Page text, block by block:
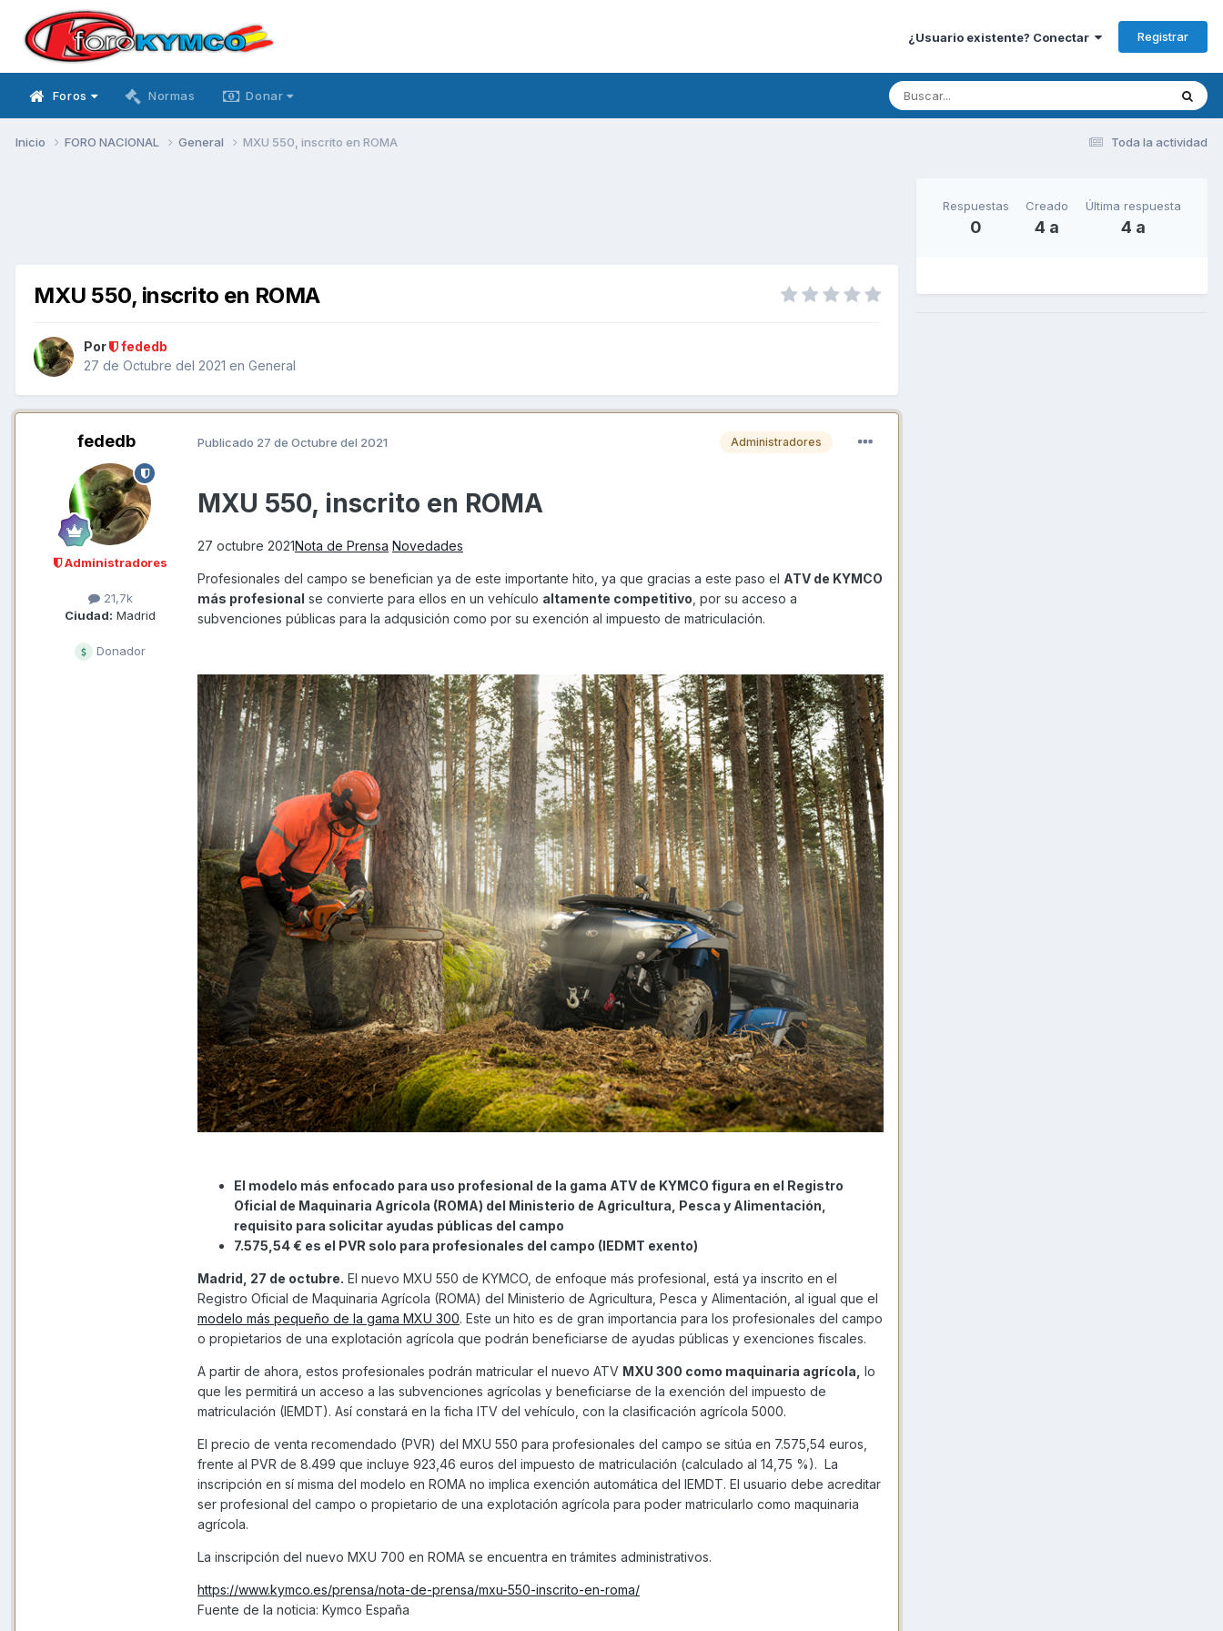
¿Usuario existente? Conectar Registrar
Foros Normas Donar
Toda la actividad
Inicio FORO NACIONAL General MXU 550, inscrito en ROMA
MXU 550, inscrito en ROMA
Por
fededb
27 de Octubre del 2021 en General
fededb
Administradores
21,7k
Ciudad: Madrid
Donador
Administradores
Publicado 27 de Octubre del 2021
MXU 550, inscrito en ROMA
27 octubre 2021Nota de Prensa Novedades
Profesionales del campo se benefician ya de este importante hito, ya que gracias a este paso el ATV de KYMCO
más profesional se convierte para ellos en un vehículo altamente competitivo , por su acceso a
subvenciones públicas para la adqusición como por su exención al impuesto de matriculación.
El modelo más enfocado para uso profesional de la gama ATV de KYMCO figura en el Registro
Oficial de Maquinaria Agrícola (ROMA) del Ministerio de Agricultura, Pesca y Alimentación,
requisito para solicitar ayudas públicas del campo
7.575,54 € es el PVR solo para profesionales del campo (IEDMT exento)
Madrid, 27 de octubre. El nuevo MXU 550 de KYMCO, de enfoque más profesional, está ya inscrito en el
Registro Oficial de Maquinaria Agrícola (ROMA) del Ministerio de Agricultura, Pesca y Alimentación, al igual que el
modelo más pequeño de la gama MXU 300. Este un hito es de gran importancia para los profesionales del campo
o propietarios de una explotación agrícola que podrán beneficiarse de ayudas públicas y exenciones fiscales.
A partir de ahora, estos profesionales podrán matricular el nuevo ATV MXU 300 como maquinaria agrícola, lo
que les permitirá un acceso a las subvenciones agrícolas y beneficiarse de la exención del impuesto de
matriculación (IEMDT). Así constará en la ficha ITV del vehículo, con la clasificación agrícola 5000.
El precio de venta recomendado (PVR) del MXU 550 para profesionales del campo se sitúa en 7.575,54 euros,
frente al PVR de 8.499 que incluye 923,46 euros del impuesto de matriculación (calculado al 14,75 %). La
inscripción en sí misma del modelo en ROMA no implica exención automática del IEMDT. El usuario debe acreditar
ser profesional del campo o propietario de una explotación agrícola para poder matricularlo como maquinaria
agrícola.
La inscripción del nuevo MXU 700 en ROMA se encuentra en trámites administrativos.
https://www.kymco.es/prensa/nota-de-prensa/mxu-550-inscrito-en-roma/
Fuente de la noticia: Kymco España
Respuestas
0
Creado
4 a
Última respuesta
4 a